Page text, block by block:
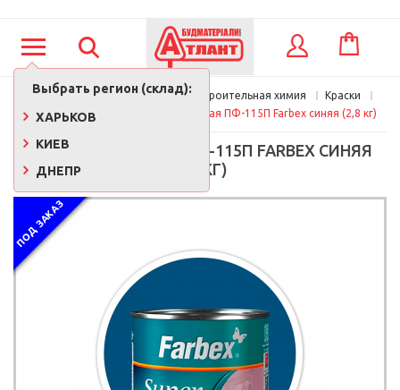
Выбрать регион (склад):
ХАРЬКОВ
КИЕВ
ДНЕПР
КОРЗИНА
Главная Краски, лаки, клеи, строительная химия
Краски
Эмали алкидные
Эмаль алкидная ПФ-115П Farbex синяя (2,8 кг)
ЭМАЛЬ АЛКИДНАЯ ПФ-115П FARBEX СИНЯЯ
(2,8 КГ)
ПОД ЗАКАЗ